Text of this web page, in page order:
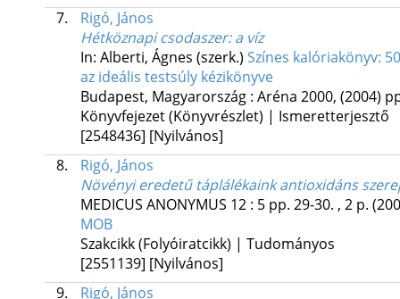
7.
Rigó, János
Hétköznapi csodaszer: a víz
In: Alberti, Ágnes (szerk.) Színes kalóriakönyv:
az ideális testsúly kézikönyve
Budapest, Magyarország : Aréna 2000, (2004)
Könyvfejezet (Könyvrészlet) | Ismeretterjesztő
[2548436] [Nyilvános]
8.
Rigó, János
Növényi eredetű táplálékaink antioxidáns
MEDICUS ANONYMUS 12: 5 pp. 29-30. , 2 p.
MOB
Szakcikk (Folyóiratcikk) | Tudományos
[2551139] [Nyilvános]
9.
Rigó, János